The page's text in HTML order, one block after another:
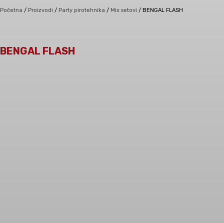
Početna / Proizvodi / Party pirotehnika / Mix setovi / BENGAL FLASH
BENGAL FLASH